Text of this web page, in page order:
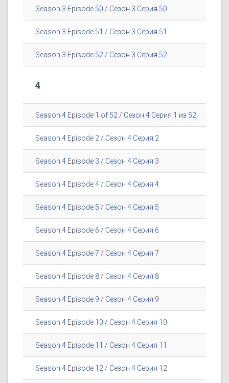
Season 3 Episode 50 / Сезон 3 Серия 50
Season 3 Episode 51 / Сезон 3 Серия 51
Season 3 Episode 52 / Сезон 3 Серия 52
4
Season 4 Episode 1 of 52 / Сезон 4 Серия 1 из 52
Season 4 Episode 2 / Сезон 4 Серия 2
Season 4 Episode 3 / Сезон 4 Серия 3
Season 4 Episode 4 / Сезон 4 Серия 4
Season 4 Episode 5 / Сезон 4 Серия 5
Season 4 Episode 6 / Сезон 4 Серия 6
Season 4 Episode 7 / Сезон 4 Серия 7
Season 4 Episode 8 / Сезон 4 Серия 8
Season 4 Episode 9 / Сезон 4 Серия 9
Season 4 Episode 10 / Сезон 4 Серия 10
Season 4 Episode 11 / Сезон 4 Серия 11
Season 4 Episode 12 / Сезон 4 Серия 12